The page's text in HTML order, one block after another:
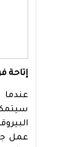
إتاحة
عندما
عمل